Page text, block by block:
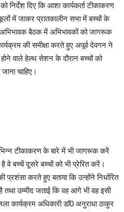
निर्देश दिए कि आशा कार्यकर्ता टीकाकरण
में जाकर प्रातकालीन सभा में बच्चों के
बैठक में अभिभावकों को जागरूक
की समीक्षा करते हुए अपूर्व देवगन ने
वाले हेल्थ सेशन के दौरान बच्चों को
चाहिए।
टीकाकरण के बारे में भी जागरूक करें
वे बच्चें दूसरे बच्चों को भी प्रेरित करें।
प्रशंसा करते हुए बताया कि उन्होंने निर्धारित
तथा उम्मीद जताई कि वह आगे भी वह इसी
कार्यक्रम अधिकारी डाॅ0 अनुराधा ठाकुर